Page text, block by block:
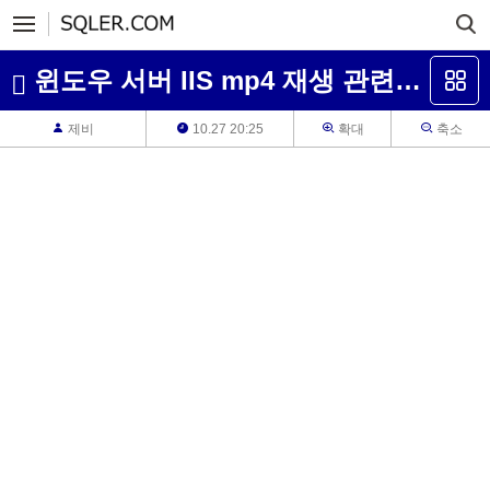
윈도우 서버 IIS mp4 재생 관련 문의 드립니다.
제비 10.27 20:25 확대 축소